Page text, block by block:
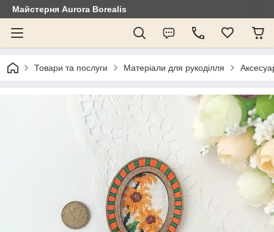
Майстерня Aurora Borealis
Товари та послуги Матеріали для рукоділля